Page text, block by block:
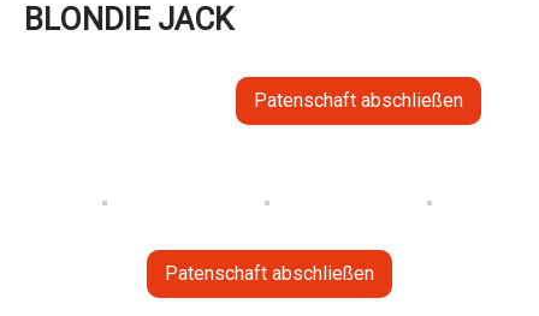
BLONDIE JACK
Patenschaft abschließen
Patenschaft abschließen